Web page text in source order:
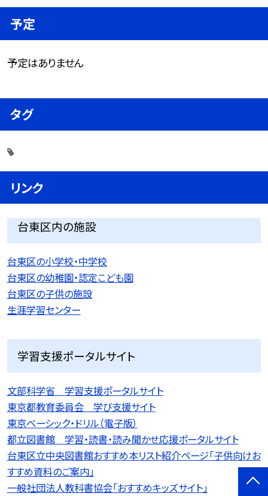
予定
予定はありません
タグ
リンク
台東区内の施設
台東区の小学校・中学校
台東区の幼稚園・認定こども園
台東区の子供の施設
生涯学習センター
学習支援ポータルサイト
文部科学省 学習支援ポータルサイト
東京都教育委員会 学び支援サイト
東京ベーシック・ドリル（電子版）
都立図書館 学習・読書・読み聞かせ応援ポータルサイト
台東区立中央図書館おすすめ本リスト紹介ページ「子供向けお
すすめ資料のご案内」
一般社団法人教科書協会「おすすめキッズサイト」